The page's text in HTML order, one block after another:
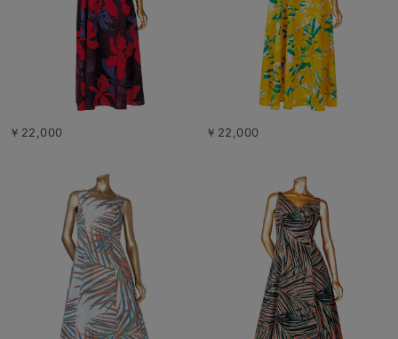
￥22,000 ￥22,000